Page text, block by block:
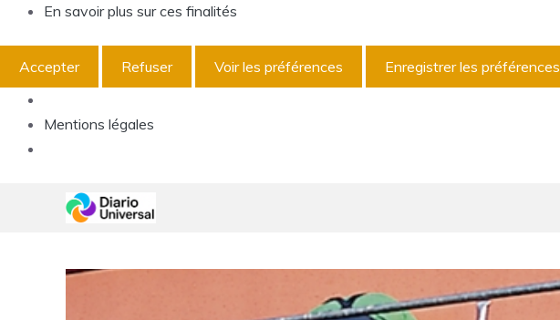
En savoir plus sur ces finalités
Accepter Refuser Voir les préférences Enregistrer les préférences
Mentions légales